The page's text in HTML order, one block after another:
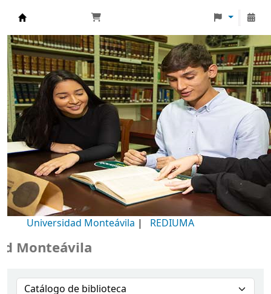
Biblioteca Universidad Monteávila
Universidad Monteávila | REDIUMA